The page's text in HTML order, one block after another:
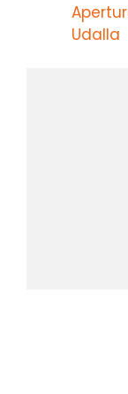
Udalla